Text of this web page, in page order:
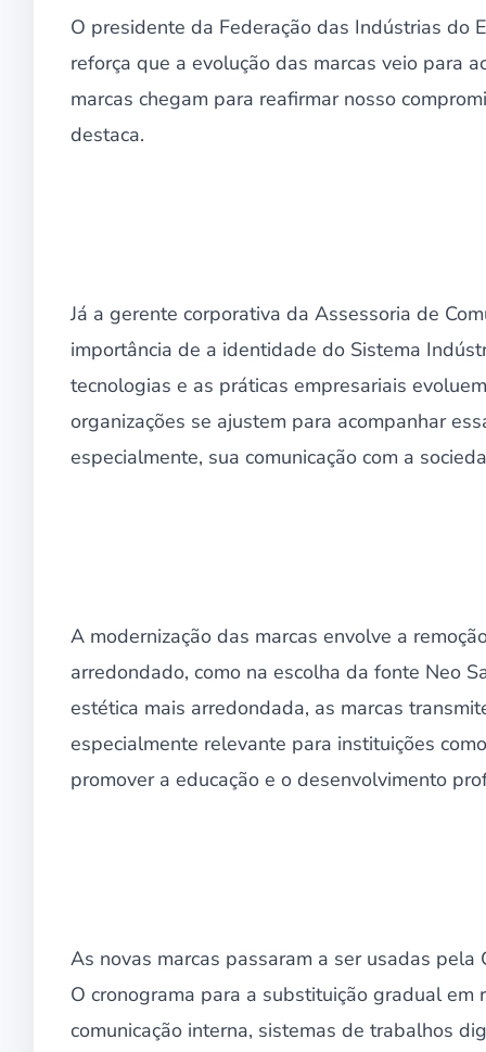
O presidente da Federação das Indústrias do
reforça que a evolução das marcas veio para
marcas chegam para reafirmar nosso
destaca.
Já a gerente corporativa da Assessoria de
importância de a identidade do Sistema
tecnologias e as práticas empresariais
organizações se ajustem para acompanhar
especialmente, sua comunicação com a
A modernização das marcas envolve a
arredondado, como na escolha da fonte Neo
estética mais arredondada, as marcas
especialmente relevante para instituições
promover a educação e o desenvolvimento
As novas marcas passaram a ser usadas
O cronograma para a substituição gradual
comunicação interna, sistemas de trabalhos